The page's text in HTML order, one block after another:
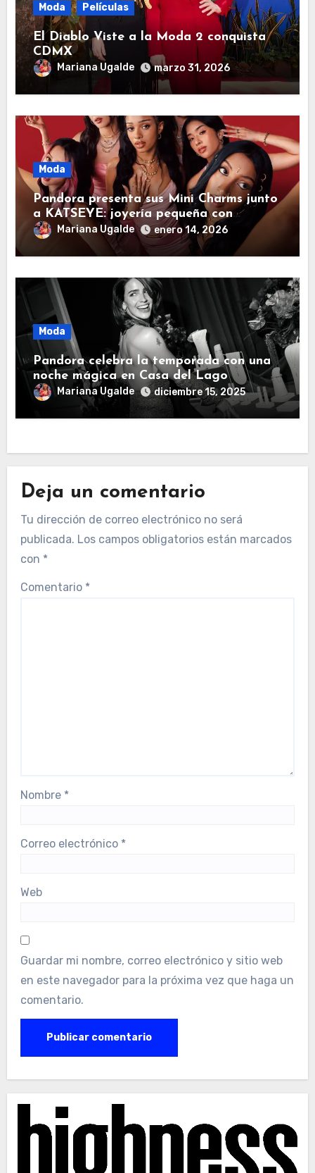
Moda Películas
El Diablo Viste a la Moda 2 conquista
CDMX
Mariana Ugalde marzo 31, 2026
Moda
Pandora presenta sus Mini Charms junto
a KATSEYE: joyería pequeña con
grandes significados
Mariana Ugalde enero 14, 2026
Moda
Pandora celebra la temporada con una
noche mágica en Casa del Lago
Mariana Ugalde diciembre 15, 2025
Deja un comentario
Tu dirección de correo electrónico no será
publicada. Los campos obligatorios están marcados
con *
Comentario *
Nombre *
Correo electrónico *
Web
Guardar mi nombre, correo electrónico y sitio web
en este navegador para la próxima vez que haga un
comentario.